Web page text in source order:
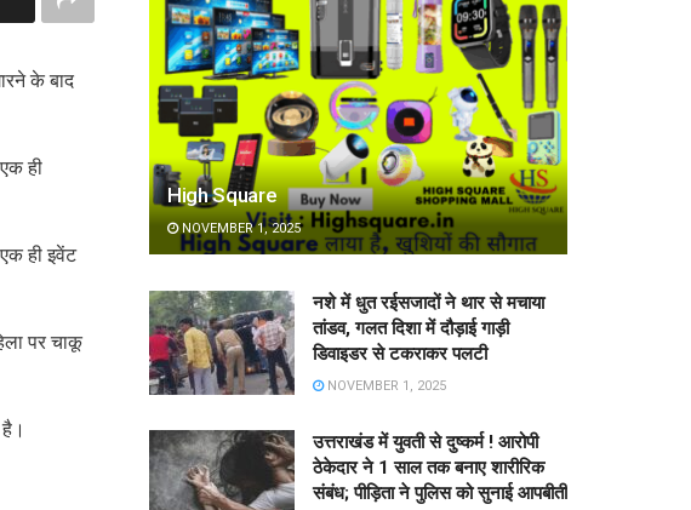
के बाद
ही
ही इवेंट
पर चाकू
High Square
NOVEMBER 1, 2025
नशे में धुत रईसजादों ने थार से मचाया
तांडव, गलत दिशा में दौड़ाई गाड़ी
डिवाइडर से टकराकर पलटी
NOVEMBER 1, 2025
उत्तराखंड में युवती से दुष्कर्म ! आरोपी
ठेकेदार ने 1 साल तक बनाए शारीरिक
संबंध; पीड़िता ने पुलिस को सुनाई आपबीती